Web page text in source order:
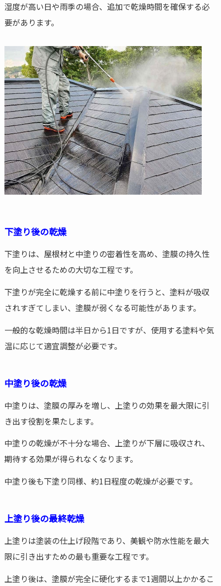
湿度が高い日や雨季の場合、追加で乾燥時間を確保する必
要があります。
下塗り後の乾燥
下塗りは、屋根材と中塗りの密着性を高め、塗膜の持久性
を向上させるための大切な工程です。
下塗りが完全に乾燥する前に中塗りを行うと、塗料が吸収
されすぎてしまい、塗膜が弱くなる可能性があります。
一般的な乾燥時間は半日から1日ですが、使用する塗料や気
温に応じて適宜調整が必要です。
中塗り後の乾燥
中塗りは、塗膜の厚みを増し、上塗りの効果を最大限に引
き出す役割を果たします。
中塗りの乾燥が不十分な場合、上塗りが下層に吸収され、
期待する効果が得られなくなります。
中塗り後も下塗り同様、約1日程度の乾燥が必要です。
上塗り後の最終乾燥
上塗りは塗装の仕上げ段階であり、美観や防水性能を最大
限に引き出すための最も重要な工程です。
上塗り後は、塗膜が完全に硬化するまで1週間以上かかるこ